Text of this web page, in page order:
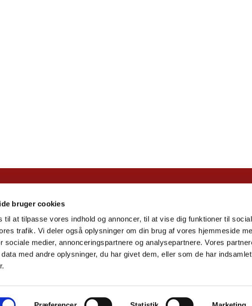
bruger cookies
til at tilpasse vores indhold og annoncer, til at vise dig funktioner til
trafik. Vi deler også oplysninger om din brug af vores hjemmeside
sociale medier, annonceringspartnere og analysepartnere. Vores
med andre oplysninger, du har givet dem, eller som de har
 +45 44 94 64 29
post@islevkirke.dk